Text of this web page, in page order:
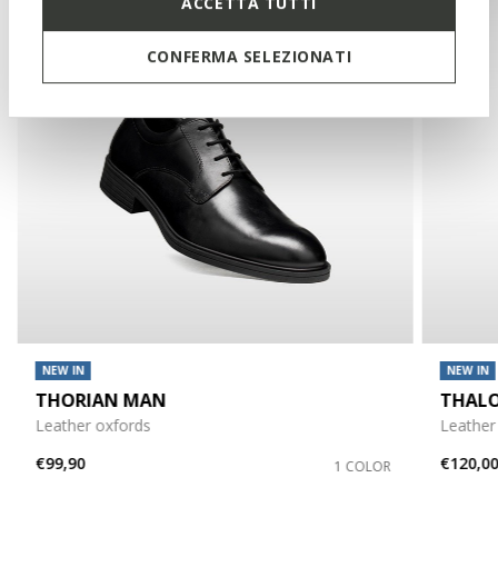
CONFERMA SELEZIONATI
NEW IN
THORIAN MAN
Leather oxfords
€99,90
1 COLOR
NEW IN
€120,00